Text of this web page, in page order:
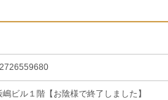
嶋ビル１階【お陰様で終了しました】